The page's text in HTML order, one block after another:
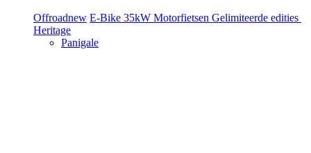
Offroadnew E-Bike 35kW Motorfietsen Gelimiteerde edities
Heritage
Panigale